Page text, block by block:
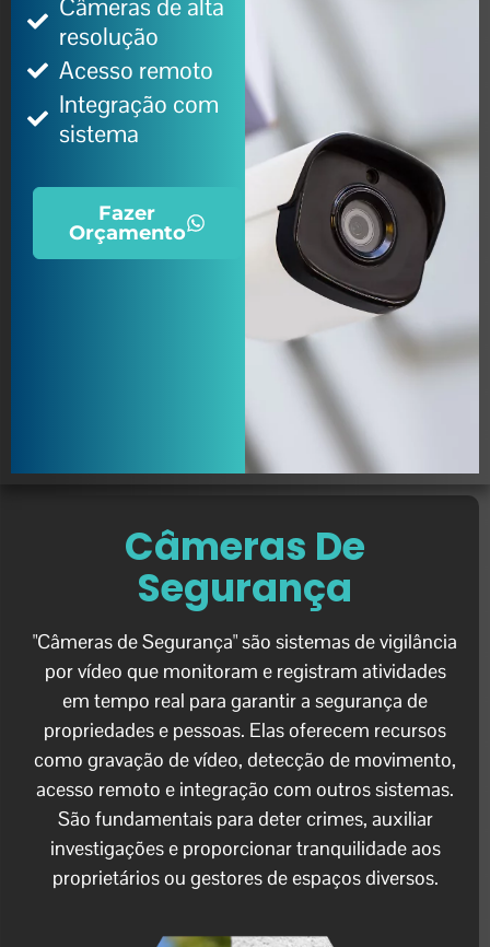
Câmeras de alta
resolução
Acesso remoto
Integração com
sistema
Fazer
Orçamento
Câmeras De
Segurança
"Câmeras de Segurança" são sistemas de vigilância
por vídeo que monitoram e registram atividades
em tempo real para garantir a segurança de
propriedades e pessoas. Elas oferecem recursos
como gravação de vídeo, detecção de movimento,
acesso remoto e integração com outros sistemas.
São fundamentais para deter crimes, auxiliar
investigações e proporcionar tranquilidade aos
proprietários ou gestores de espaços diversos.